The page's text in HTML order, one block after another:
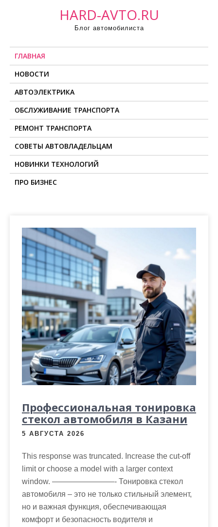
HARD-AVTO.RU
Блог автомобилиста
ГЛАВНАЯ
НОВОСТИ
АВТОЭЛЕКТРИКА
ОБСЛУЖИВАНИЕ ТРАНСПОРТА
РЕМОНТ ТРАНСПОРТА
СОВЕТЫ АВТОВЛАДЕЛЬЦАМ
НОВИНКИ ТЕХНОЛОГИЙ
ПРО БИЗНЕС
Профессиональная тонировка
стекол автомобиля в Казани
5 АВГУСТА 2026
This response was truncated. Increase the cut-off
limit or choose a model with a larger context
window. ————————- Тонировка стекол
автомобиля – это не только стильный элемент,
но и важная функция, обеспечивающая
комфорт и безопасность водителя и